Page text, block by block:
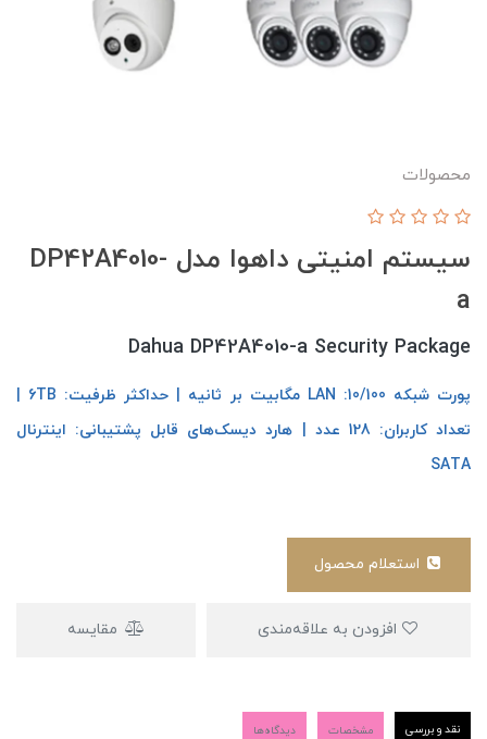
محصولات
سیستم امنیتی داهوا مدل DP42A4010-
a
Dahua DP42A4010-a Security Package
تعداد کاربران: 128 عدد | هارد دیسک‌های قابل پشتیبانی: اینترنال
SATA
مقایسه
نقد و بررسی مشخصات دیدگاه‌ها